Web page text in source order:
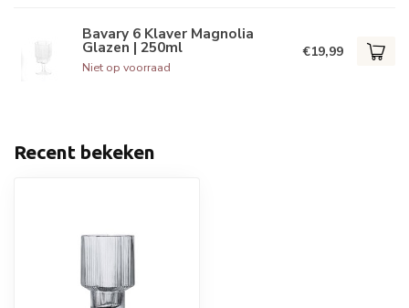
Bavary 6 Klaver Magnolia
Glazen | 250ml
Niet op voorraad
€19,99
Recent bekeken